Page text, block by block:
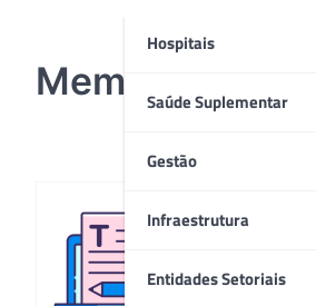
Hospitais
Saúde Suplementar
Gestão
Infraestrutura
Entidades Setoriais
Membracel